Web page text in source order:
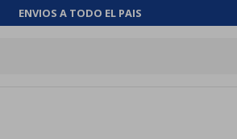
ENVIOS A TODO EL PAIS